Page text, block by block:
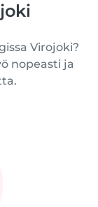
Virojoki?
nopeasti ja